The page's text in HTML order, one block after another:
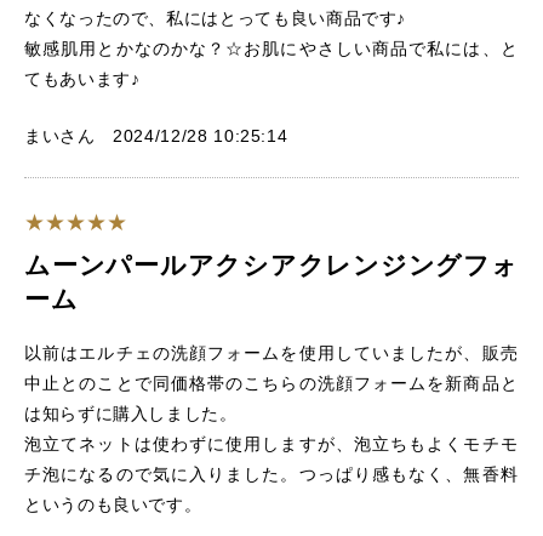
なくなったので、私にはとっても良い商品です♪
敏感肌用とかなのかな？☆お肌にやさしい商品で私には、と
てもあいます♪
まいさん 2024/12/28 10:25:14
ムーンパールアクシアクレンジングフォ
ーム
以前はエルチェの洗顔フォームを使用していましたが、販売
中止とのことで同価格帯のこちらの洗顔フォームを新商品と
は知らずに購入しました。
泡立てネットは使わずに使用しますが、泡立ちもよくモチモ
チ泡になるので気に入りました。つっぱり感もなく、無香料
というのも良いです。